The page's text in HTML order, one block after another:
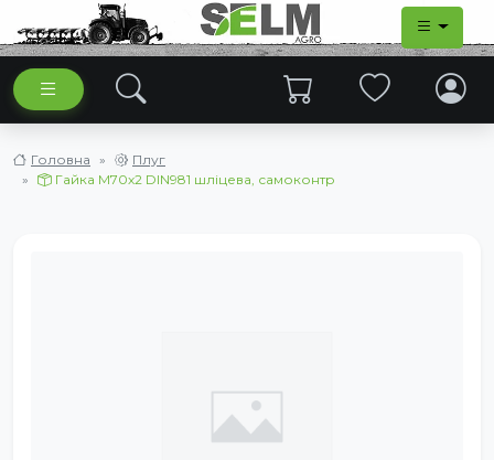
Головна
Плуг
Гайка М70х2 DIN981 шліцева, самоконтр